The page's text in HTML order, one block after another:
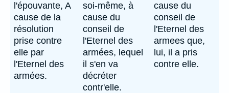
l'épouvante, A
cause de la
résolution
prise contre
elle par
l'Eternel des
armées.
soi-même, à
cause du
conseil de
l'Eternel des
armées, lequel
il s'en va
décréter
contr'elle.
cause du
conseil de
l'Eternel des
armees que,
lui, il a pris
contre elle.